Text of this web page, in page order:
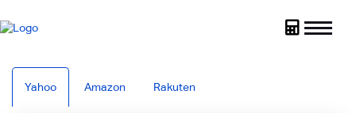
Yahoo Amazon Rakuten